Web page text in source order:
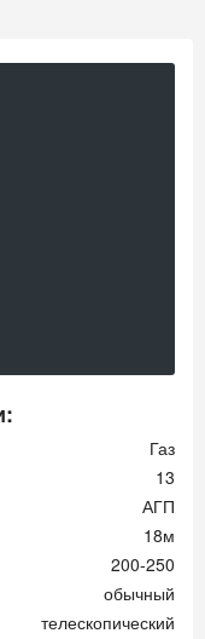
Газ
13
АГП
18м
200-250
обычный
телескопический